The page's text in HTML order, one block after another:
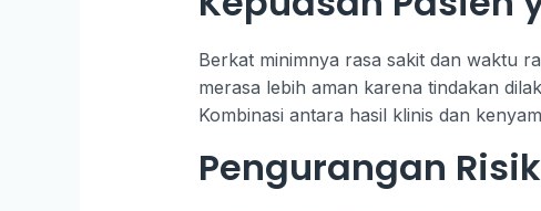
Berkat minimnya rasa sakit dan waktu
merasa lebih aman karena tindakan
Kombinasi antara hasil klinis dan
Pengurangan